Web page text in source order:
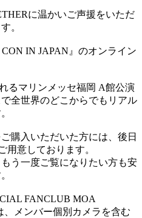
に温かいご声援をいただ
。
IN JAPAN』のオンライン
るマリンメッセ福岡 A館公演
全世界のどこからでもリアル
購入いただいた方には、後日
用意しております。
う一度ご覧になりたい方も安
FANCLUB MOA
、メンバー個別カメラを含む